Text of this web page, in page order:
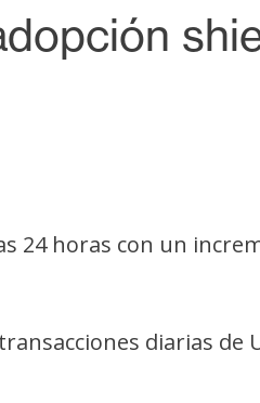
24 horas con un
diarias de